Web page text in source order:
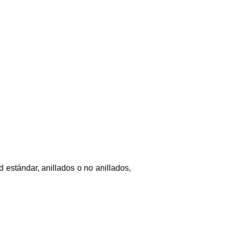
estándar, anillados o no anillados,